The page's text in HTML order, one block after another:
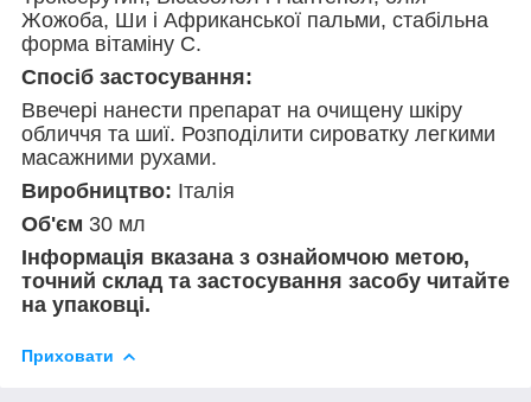
Жожоба, Ши і Африканської пальми, стабільна
форма вітаміну С.
Спосіб застосування:
Ввечері нанести препарат на очищену шкіру
обличчя та шиї. Розподілити сироватку легкими
масажними рухами.
Виробництво: Італія
Об'єм 30 мл
Інформація вказана з ознайомчою метою,
точний склад та застосування засобу читайте
на упаковці.
Приховати